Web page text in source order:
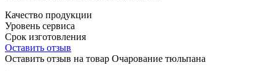
Качество продукции
Уровень сервиса
Срок изготовления
Оставить отзыв
Оставить отзыв на товар Очарование тюльпана